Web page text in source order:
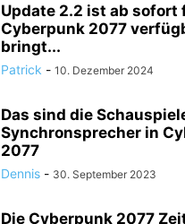
Update 2.2 ist ab sofort
Cyberpunk 2077
bringt...
Patrick - 10. Dezember 2024
Das sind die
Synchronsprecher in
2077
Dennis - 30. September 2023
Die Cyberpunk 2077